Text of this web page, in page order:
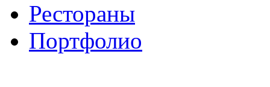
Рестораны
Портфолио